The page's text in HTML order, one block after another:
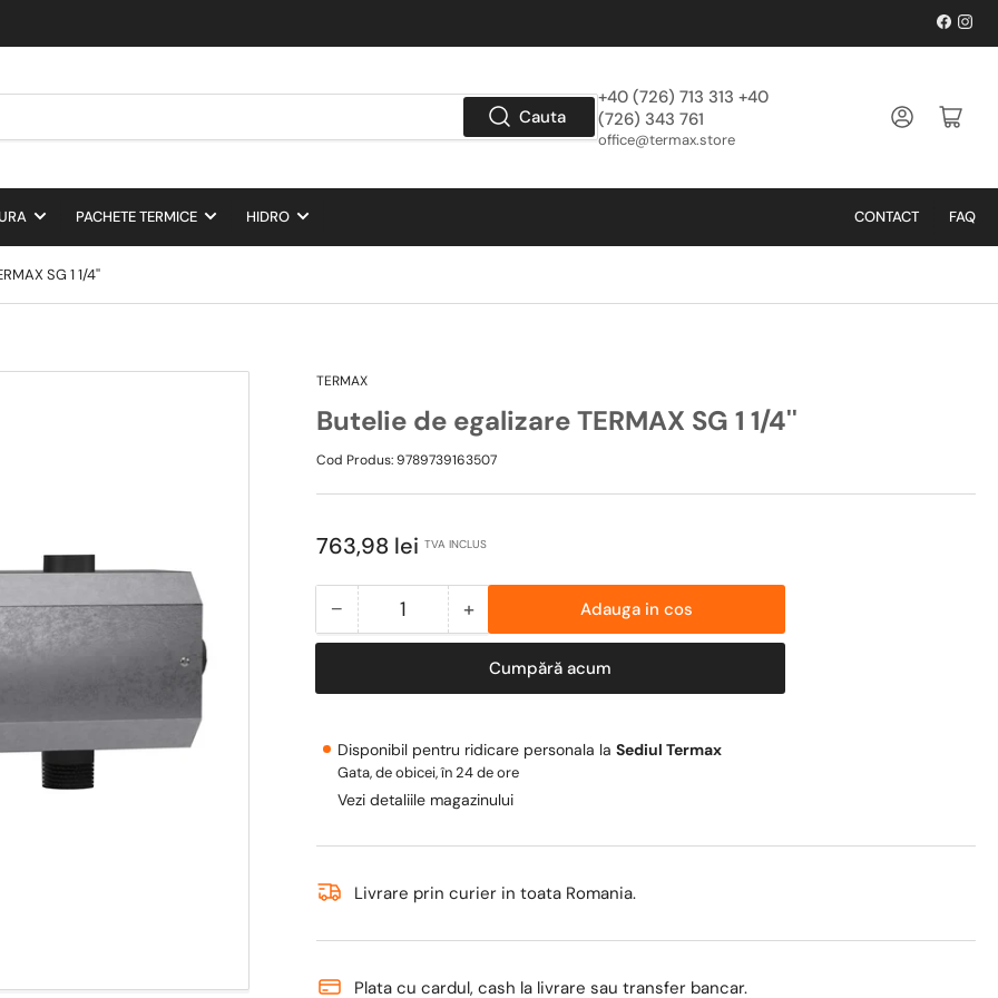
Cauta
+40 (726) 713 313 +40
(726) 343 761
office@termax.store
Logheaza-te Deschide cos
PACHETE TERMICE HIDRO CONTACT FAQ
SG 1 1/4''
TERMAX
Butelie de egalizare TERMAX SG 1 1/4''
Cod Produs:9789739163507
Pret
763,98 lei TVA INCLUS
− Scade
cantitate
Butelie
egalizare
TERMAX
SG
Cantitate +Mareste
cantitatea
pentru
Butelie
egalizare
TERMAX
SG
Adauga in cos
Cumpără acum
Disponibil pentru ridicare personala la Sediul Termax
Gata, de obicei, în 24 de ore
Vezi detaliile magazinului
Livrare prin curier in toata Romania.
Plata cu cardul, cash la livrare sau transfer bancar.